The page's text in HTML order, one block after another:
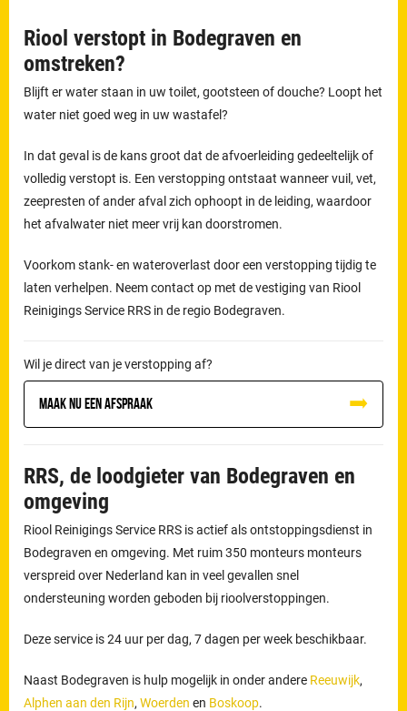
Riool verstopt in Bodegraven en
omstreken?
Blijft er water staan in uw toilet, gootsteen of douche? Loopt het
water niet goed weg in uw wastafel?
In dat geval is de kans groot dat de afvoerleiding gedeeltelijk of
volledig verstopt is. Een verstopping ontstaat wanneer vuil, vet,
zeepresten of ander afval zich ophoopt in de leiding, waardoor
het afvalwater niet meer vrij kan doorstromen.
Voorkom stank- en wateroverlast door een verstopping tijdig te
laten verhelpen. Neem contact op met de vestiging van Riool
Reinigings Service RRS in de regio Bodegraven.
Wil je direct van je verstopping af?
Maak nu een afspraak
RRS, de loodgieter van Bodegraven en
omgeving
Riool Reinigings Service RRS is actief als ontstoppingsdienst in
Bodegraven en omgeving. Met ruim 350 monteurs monteurs
verspreid over Nederland kan in veel gevallen snel
ondersteuning worden geboden bij rioolverstoppingen.
Deze service is 24 uur per dag, 7 dagen per week beschikbaar.
Naast Bodegraven is hulp mogelijk in onder andere Reeuwijk,
Alphen aan den Rijn,Woerden en Boskoop.